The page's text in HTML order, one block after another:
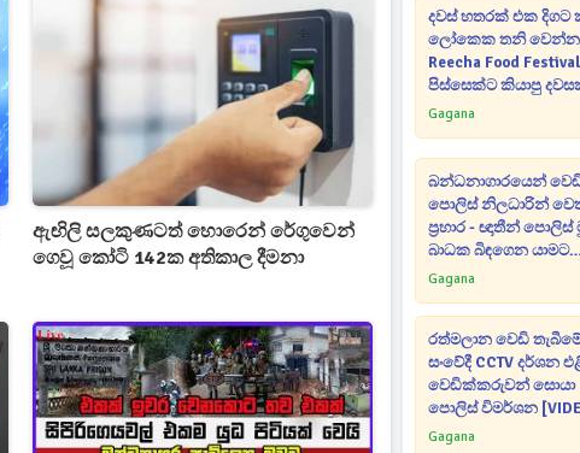
ඇඟිලි සලකුණටත් හොරෙන් රේගුවෙන්
ගෙවූ කෝටි 142ක අතිකාල දීමනා
දවස් හතරක් එක දිගට
ලෝකෙක තනි වෙන්න
Reecha Food
පිස්සෙක්ට කියාපු
මෙන්න
Gagana
බන්ධනාගාරයෙන්
පොලිස් නිලධාරින්
ප්‍රහාර - ඥාතීන් පොලිස්
බාධක බිඳගෙන යාමට
උත්සාහයක [VIDEO]
Gagana
රත්මලාන වෙඩි
සංවේදී CCTV දර්ශන
වෙඩික්කරුවන් සොයා
පොලිස් විමර්ශන
Gagana